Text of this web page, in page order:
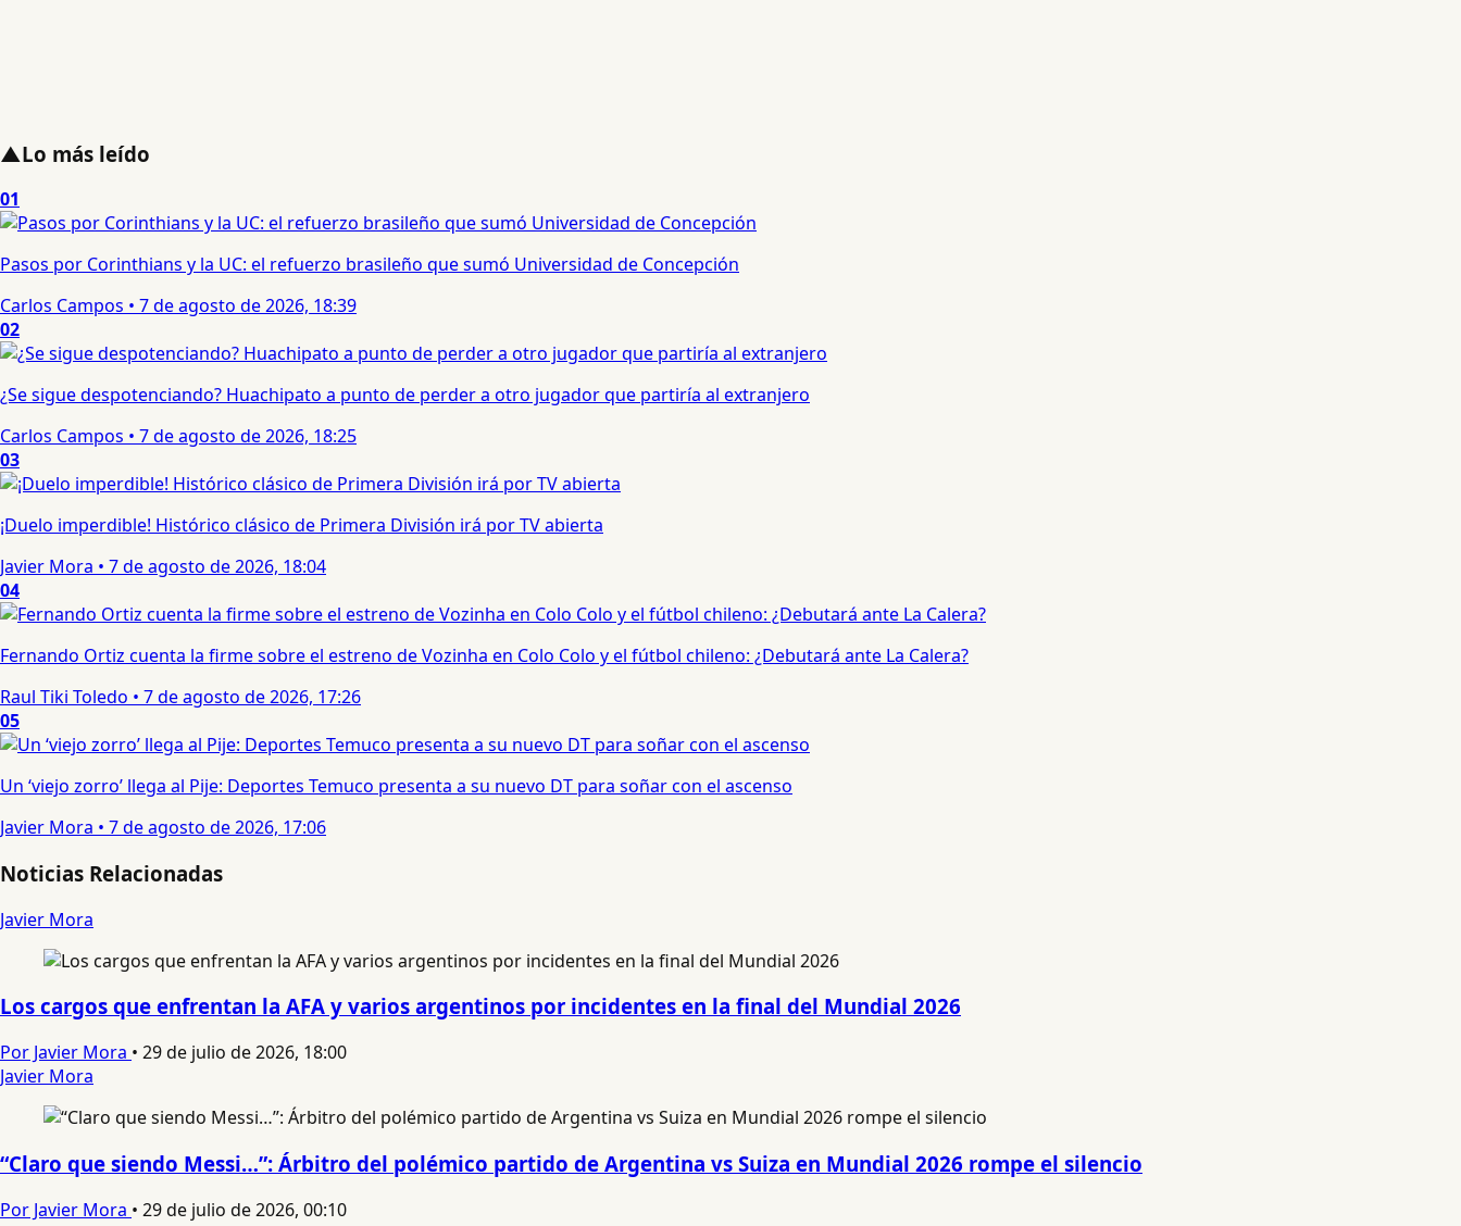
▲Lo más leído
01
Pasos por Corinthians y la UC: el refuerzo brasileño que sumó Universidad de Concepción
Carlos Campos • 7 de agosto de 2026, 18:39
02
¿Se sigue despotenciando? Huachipato a punto de perder a otro jugador que partiría al extranjero
Carlos Campos • 7 de agosto de 2026, 18:25
03
¡Duelo imperdible! Histórico clásico de Primera División irá por TV abierta
Javier Mora • 7 de agosto de 2026, 18:04
04
Fernando Ortiz cuenta la firme sobre el estreno de Vozinha en Colo Colo y el fútbol chileno: ¿Debutará ante La Calera?
Raul Tiki Toledo • 7 de agosto de 2026, 17:26
05
Un ‘viejo zorro’ llega al Pije: Deportes Temuco presenta a su nuevo DT para soñar con el ascenso
Javier Mora • 7 de agosto de 2026, 17:06
Noticias Relacionadas
Javier Mora
Los cargos que enfrentan la AFA y varios argentinos por incidentes en la final del Mundial 2026
Por Javier Mora • 29 de julio de 2026, 18:00
Javier Mora
“Claro que siendo Messi…”: Árbitro del polémico partido de Argentina vs Suiza en Mundial 2026 rompe el silencio
Por Javier Mora • 29 de julio de 2026, 00:10